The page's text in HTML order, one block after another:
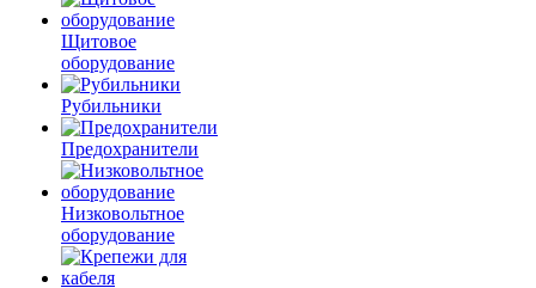
Щитовое
оборудование
Рубильники
Предохранители
Низковольтное
оборудование